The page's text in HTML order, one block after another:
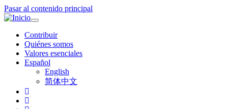
Pasar al contenido principal
Toggle
navigation
Contribuir
Quiénes somos
Valores esenciales
Español
English
简体中文